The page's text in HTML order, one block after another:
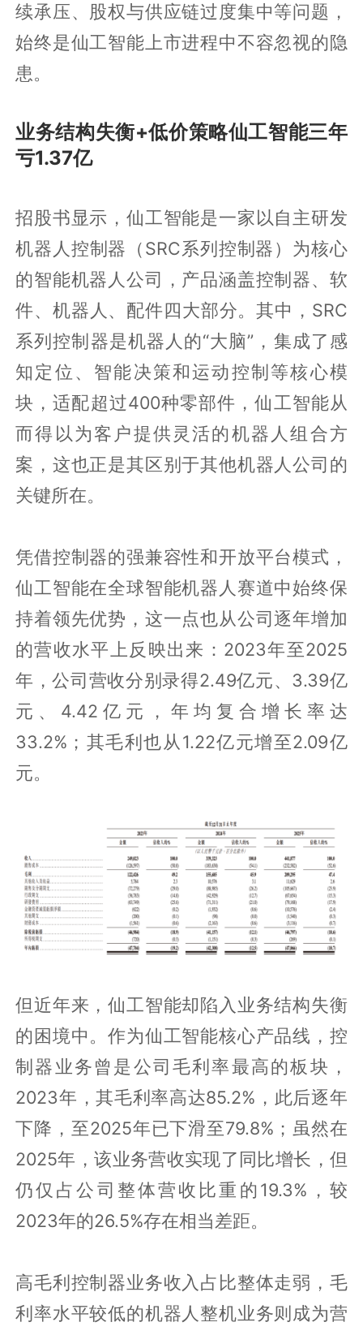
续承压、股权与供应链过度集中等问题，
始终是仙工智能上市进程中不容忽视的隐
患。
业务结构失衡+低价策略仙工智能三年
亏1.37亿
招股书显示，仙工智能是一家以自主研发
机器人控制器（SRC系列控制器）为核心
的智能机器人公司，产品涵盖控制器、软
件、机器人、配件四大部分。其中，SRC
系列控制器是机器人的“大脑”，集成了感
知定位、智能决策和运动控制等核心模
块，适配超过400种零部件，仙工智能从
而得以为客户提供灵活的机器人组合方
案，这也正是其区别于其他机器人公司的
关键所在。
凭借控制器的强兼容性和开放平台模式，
仙工智能在全球智能机器人赛道中始终保
持着领先优势，这一点也从公司逐年增加
的营收水平上反映出来：2023年至2025
年，公司营收分别录得2.49亿元、3.39亿
元、4.42亿元，年均复合增长率达
33.2%；其毛利也从1.22亿元增至2.09亿
元。
但近年来，仙工智能却陷入业务结构失衡
的困境中。作为仙工智能核心产品线，控
制器业务曾是公司毛利率最高的板块，
2023年，其毛利率高达85.2%，此后逐年
下降，至2025年已下滑至79.8%；虽然在
2025年，该业务营收实现了同比增长，但
仍仅占公司整体营收比重的19.3%，较
2023年的26.5%存在相当差距。
高毛利控制器业务收入占比整体走弱，毛
利率水平较低的机器人整机业务则成为营